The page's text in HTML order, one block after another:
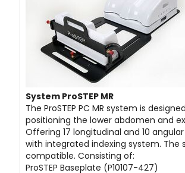
System ProSTEP MR
The ProSTEP PC MR system is
positioning the lower abdomen and
Offering 17 longitudinal and 10
with integrated indexing system. The
compatible. Consisting of:
ProSTEP Baseplate (P10107-427)